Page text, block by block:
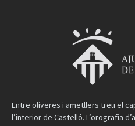
Entre oliveres i ametllers treu el
l’interior de Castelló. L’orografia